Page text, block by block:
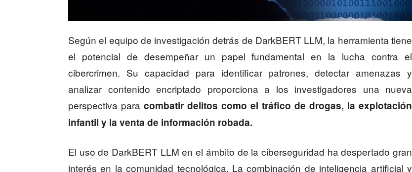
Según el equipo de investigación detrás de DarkBERT LLM, la herramienta tiene
el potencial de desempeñar un papel fundamental en la lucha contra el
cibercrimen. Su capacidad para identificar patrones, detectar amenazas y
analizar contenido encriptado proporciona a los investigadores una nueva
perspectiva para combatir delitos como el tráfico de drogas, la explotación
infantil y la venta de información robada.
El uso de DarkBERT LLM en el ámbito de la ciberseguridad ha despertado gran
interés en la comunidad tecnológica. La combinación de inteligencia artificial y